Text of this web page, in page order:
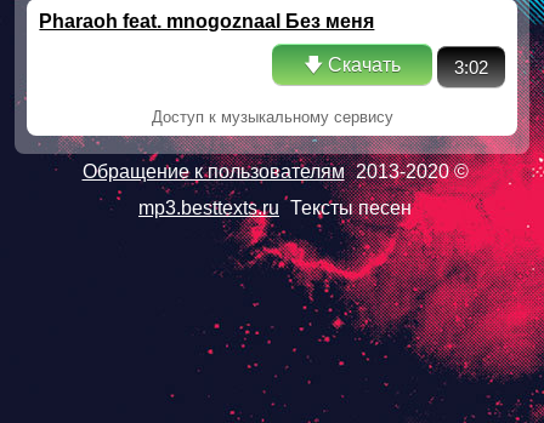
Pharaoh feat. mnogoznaal Без меня
🡇 Скачать 3:02
Доступ к музыкальному сервису
Обращение к пользователям 2013-2020 ©
mp3.besttexts.ru Тексты песен